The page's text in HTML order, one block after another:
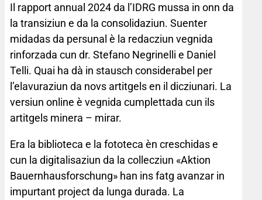
Il rapport annual 2024 da l’IDRG mussa in onn da
la transiziun e da la consolidaziun. Suenter
midadas da persunal è la redacziun vegnida
rinforzada cun dr. Stefano Negrinelli e Daniel
Telli. Quai ha dà in stausch considerabel per
l’elavuraziun da novs artitgels en il dicziunari. La
versiun online è vegnida cumplettada cun ils
artitgels minera – mirar.
Era la biblioteca e la fototeca èn creschidas e
cun la digitalisaziun da la collecziun «Aktion
Bauernhausforschung» han ins fatg avanzar in
impurtant project da lunga durada. La